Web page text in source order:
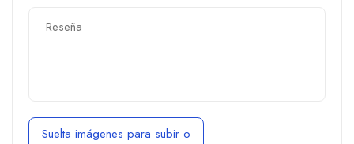
Suelta imágenes para subir o